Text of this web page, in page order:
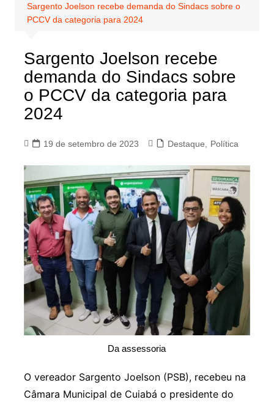
Sargento Joelson recebe demanda do Sindacs sobre o
PCCV da categoria para 2024
Sargento Joelson recebe
demanda do Sindacs sobre
o PCCV da categoria para
2024
19 de setembro de 2023 Destaque Política
Da assessoria
O vereador Sargento Joelson (PSB), recebeu na
Câmara Municipal de Cuiabá o presidente do